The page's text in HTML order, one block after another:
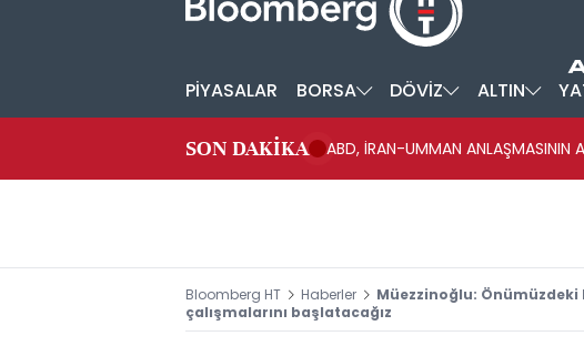
PİYASALAR BORSA DÖVİZ ALTIN
SON DAKİKA ABD, İRAN-UMMAN ANLAŞMASININ
Bloomberg HT Haberler
Müezzinoğlu:
çalışmalarını başlatacağız